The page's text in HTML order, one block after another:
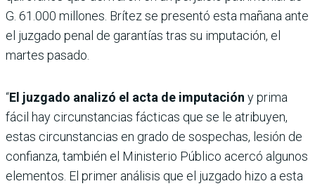
G. 61.000 millones. Brítez se presentó esta mañana ante
el juzgado penal de garantías tras su imputación, el
martes pasado.
“El juzgado analizó el acta de imputación y prima
fácil hay circunstancias fácticas que se le atribuyen,
estas circunstancias en grado de sospechas, lesión de
confianza, también el Ministerio Público acercó algunos
elementos. El primer análisis que el juzgado hizo a esta